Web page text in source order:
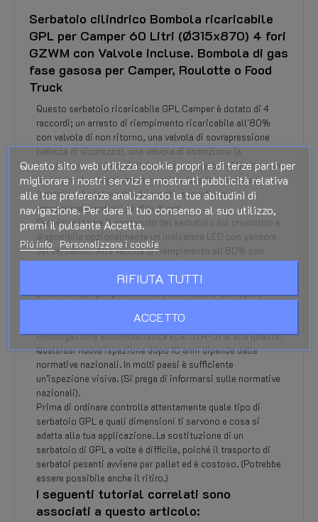
Serbatoio cilindrico Bombola ricaricabile
GPL per Camper 60 Litri (Ø315x870) 4 fori
GZWM con Valvole incluse. Bombola di gas
fase gasosa per Camper, Roulotte o Food
Truck
Questo serbatoio ricaricabile GPL Camper è dotato di 4
raccordi; un arresto di riempimento ricaricabile all'80%
con valvola di non ritorno, una valvola di sovrapressione
(valvola di sicurezza), una valvola di estrazione (a
comando manuale o elettrico), un misuratore di livello con
orologio. Un alloggiamento opzionale a tenuta di gas
(scatola valvole) racchiude questi raccordi e può
raccogliere eventuali perdite di gas.
Per visualizzare il contenuto del serbatoio sul cruscotto è
disponibile opzionalmente un indicatore LED con sensore
del serbatoio. Alla valvola di riempimento all'80% con
gomito, collegata ad un raccordo di riempimento sul
veicolo, è possibile collegare un tubo di riempimento. La
pressione del gas proveniente dal serbatoio del vapore
Omologazione automobilistica ECE 67R-01 di alta qualità.
Qualsiasi nuova ispezione dopo 10 anni dipende dalle
normative nazionali. In molti paesi è sufficiente
un’ispezione visiva. (Si prega di informarsi sulle normative
nazionali).
Prima di ordinare controlla attentamente quale tipo di
serbatoio GPL e quali dimensioni ti servono e cosa si
adatta alla tua applicazione. La sostituzione di un
serbatoio di GPL a volte è difficile, poiché il trasporto di
serbatoi pesanti avviene per pallet ed è costoso. (Potrebbe
essere possibile anche il ritiro.)
I seguenti tutorial correlati sono
associati a questo articolo:
Questo sito web utilizza cookie propri e di terze parti per
migliorare i nostri servizi e mostrarti pubblicità relativa
alle tue preferenze analizzando le tue abitudini di
navigazione. Per dare il tuo consenso al suo utilizzo,
premi il pulsante Accetta.
Piú info Personalizzare i cookie
RIFIUTA TUTTI
ACCETTO